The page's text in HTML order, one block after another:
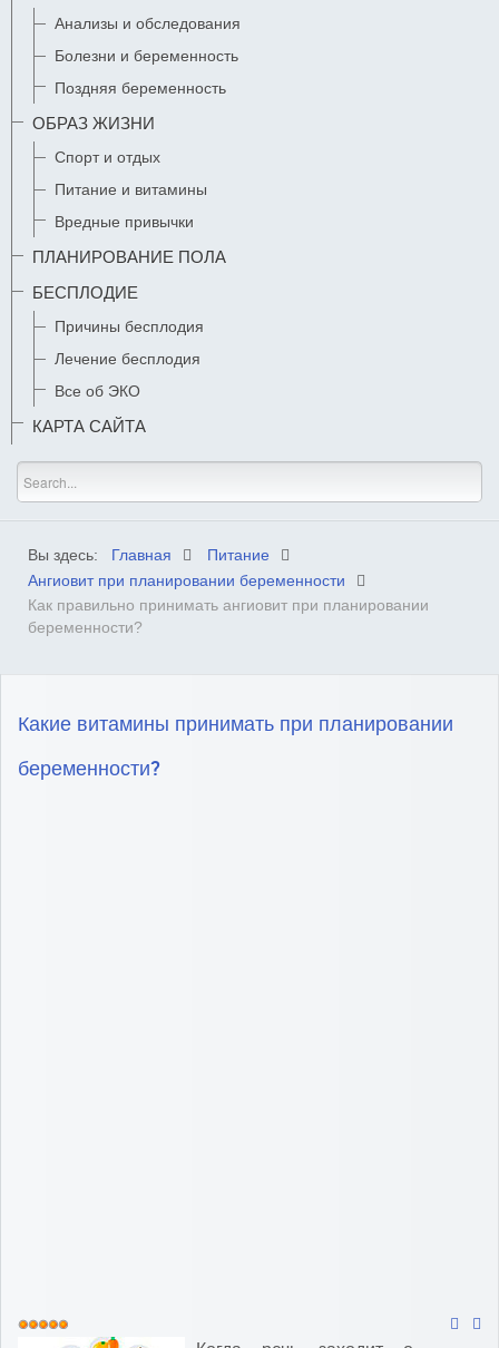
Анализы и обследования
Болезни и беременность
Поздняя беременность
ОБРАЗ ЖИЗНИ
Спорт и отдых
Питание и витамины
Вредные привычки
ПЛАНИРОВАНИЕ ПОЛА
БЕСПЛОДИЕ
Причины бесплодия
Лечение бесплодия
Все об ЭКО
КАРТА САЙТА
Вы здесь: Главная
Питание
Ангиовит при планировании беременности
Как правильно принимать ангиовит при планировании
беременности?
Какие витамины принимать при планировании
беременности?